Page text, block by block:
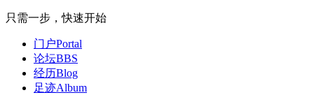
只需一步，快速开始
门户Portal
论坛BBS
经历Blog
足迹Album